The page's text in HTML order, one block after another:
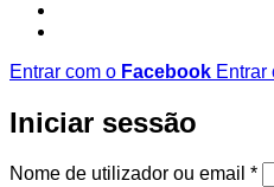
Entrar com o Facebook Entrar
Iniciar sessão
Nome de utilizador ou email *